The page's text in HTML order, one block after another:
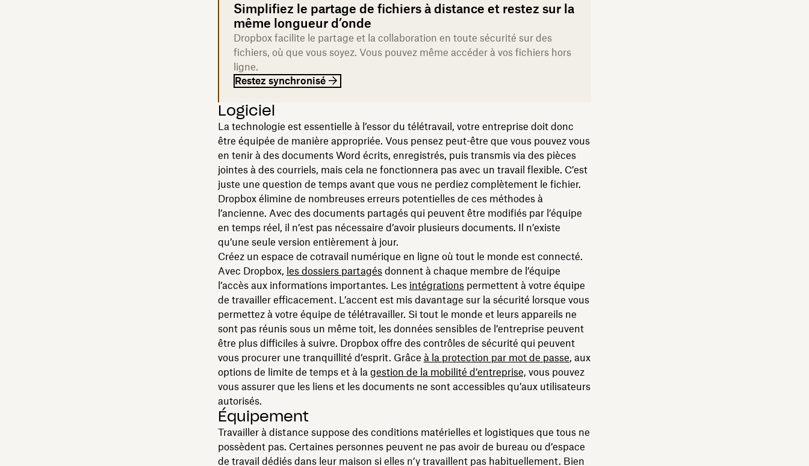
Simplifiez le partage de fichiers à distance et restez sur la
même longueur d’onde
Dropbox facilite le partage et la collaboration en toute sécurité sur des
fichiers, où que vous soyez. Vous pouvez même accéder à vos fichiers hors
ligne.
Restez synchronisé
Logiciel
La technologie est essentielle à l’essor du télétravail, votre entreprise doit donc
être équipée de manière appropriée. Vous pensez peut-être que vous pouvez vous
en tenir à des documents Word écrits, enregistrés, puis transmis via des pièces
jointes à des courriels, mais cela ne fonctionnera pas avec un travail flexible. C’est
juste une question de temps avant que vous ne perdiez complètement le fichier.
Dropbox élimine de nombreuses erreurs potentielles de ces méthodes à
l’ancienne. Avec des documents partagés qui peuvent être modifiés par l’équipe
en temps réel, il n’est pas nécessaire d’avoir plusieurs documents. Il n’existe
qu’une seule version entièrement à jour.
Créez un espace de cotravail numérique en ligne où tout le monde est connecté.
Avec Dropbox, les dossiers partagésdonnent à chaque membre de l’équipe
l’accès aux informations importantes. Les intégrationspermettent à votre équipe
de travailler efficacement. L’accent est mis davantage sur la sécurité lorsque vous
permettez à votre équipe de télétravailler. Si tout le monde et leurs appareils ne
sont pas réunis sous un même toit, les données sensibles de l’entreprise peuvent
être plus difficiles à suivre. Dropbox offre des contrôles de sécurité qui peuvent
vous procurer une tranquillité d’esprit. Grâce à la protection par mot de passe, aux
options de limite de temps et à la gestion de la mobilité d’entreprise, vous pouvez
vous assurer que les liens et les documents ne sont accessibles qu’aux utilisateurs
autorisés.
Équipement
Travailler à distance suppose des conditions matérielles et logistiques que tous ne
possèdent pas. Certaines personnes peuvent ne pas avoir de bureau ou d’espace
de travail dédiés dans leur maison si elles n’y travaillent pas habituellement. Bien